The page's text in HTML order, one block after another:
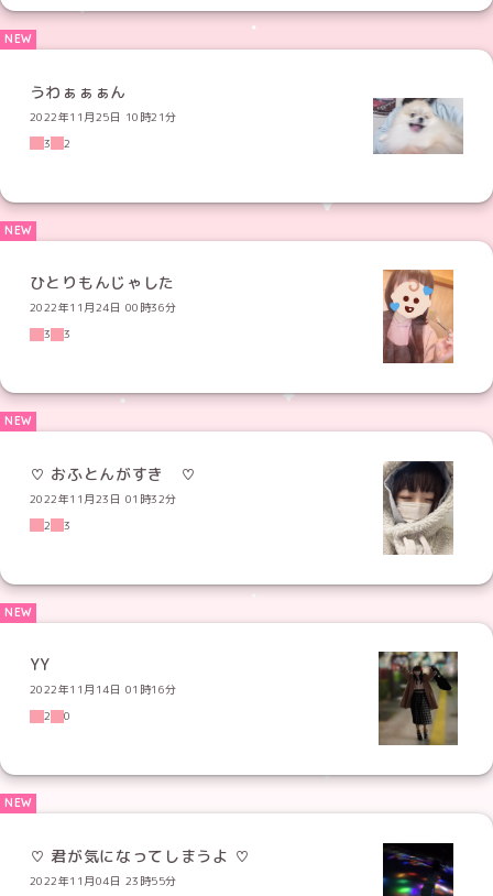
うわぁぁぁん
2022年11月25日 10時21分
3
2
ひとりもんじゃした
2022年11月24日 00時36分
3
3
♡ おふとんがすき ♡
2022年11月23日 01時32分
2
3
YY
2022年11月14日 01時16分
2
0
2022年11月04日 23時55分